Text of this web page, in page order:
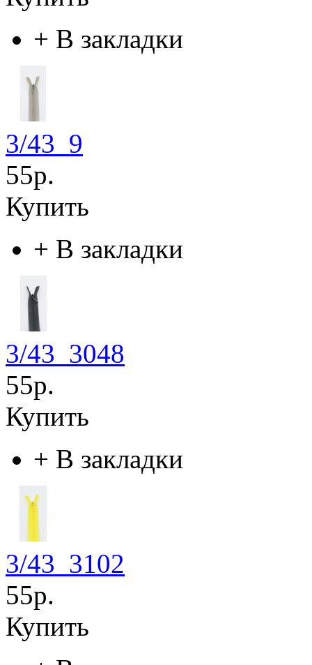
+ В закладки
3/43_9
55р.
Купить
+ В закладки
3/43_3048
55р.
Купить
+ В закладки
3/43_3102
55р.
Купить